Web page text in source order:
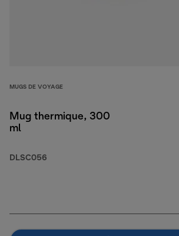
MUGS DE VOYAGE
Mug thermique, 300
ml
DLSC056